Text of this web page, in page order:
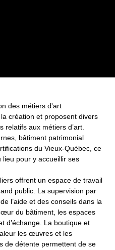
des métiers d'art
création et proposent divers
aux métiers d’art.
bâtiment patrimonial
du Vieux-Québec, ce
lieu pour y accueillir ses
offrent un espace de travail
public. La supervision par
l’aide et des conseils dans la
du bâtiment, les espaces
d’échange. La boutique et
les œuvres et les
de détente permettent de se